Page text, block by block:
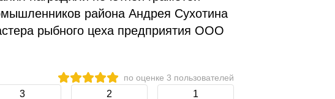
района Андрея Сухотина
рыбного цеха предприятия ООО
по оценке 3 пользователей
3 2 1